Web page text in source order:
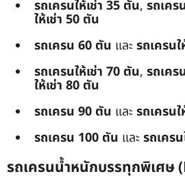
รถเครนให้เช่า 35 ตัน, รถเค
ให้เช่า 50 ตัน
รถเครน 60 ตัน และรถเครน
รถเครนให้เช่า 70 ตัน, รถเค
ให้เช่า 80 ตัน
รถเครน 90 ตัน และรถเครน
รถเครน 100 ตัน และรถเคร
รถเครนน้ำหนักบรรทุกพิเศษ